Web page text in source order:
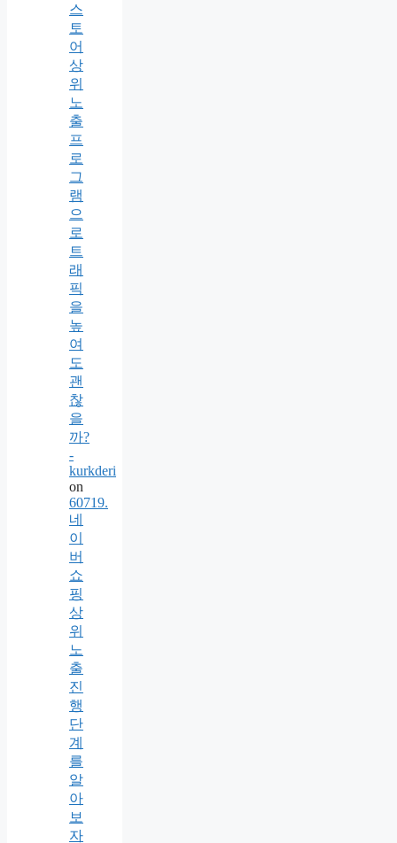
스
토
어
상
위
노
출
프
로
그
램
으
로
트
래
픽
을
높
여
도
괜
찮
을
까?
-
kurkderi
on
60719.
네
이
버
쇼
핑
상
위
노
출
진
행
단
계
를
알
아
보
자